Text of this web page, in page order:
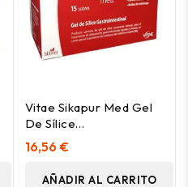
Vitae Sikapur Med Gel
De Sílice
Gastrointestinal 15
Sticks
16,56 €
AÑADIR AL CARRITO